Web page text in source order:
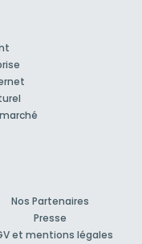
Nos Partenaires
Presse
et mentions légales